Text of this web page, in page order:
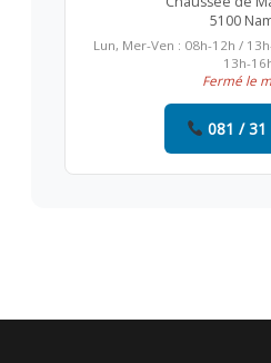
5100
Lun, Mer-Ven : 08h-12h /
13h-
Fermé le
081 / 31